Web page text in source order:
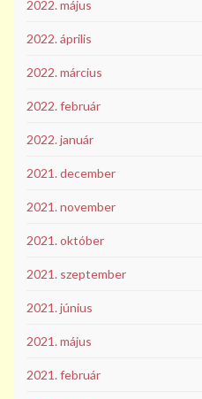
2022. május
2022. április
2022. március
2022. február
2022. január
2021. december
2021. november
2021. október
2021. szeptember
2021. június
2021. május
2021. február